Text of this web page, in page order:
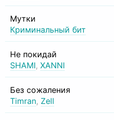
Мутки
Криминальный бит
Не покидай
SHAMI, XANNI
Без сожаления
Timran, Zell